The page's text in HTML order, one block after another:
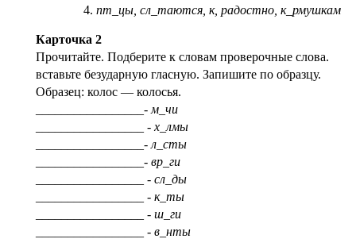
пт_цы, сл_таются, к, радостно, к_рмушкам
Карточка 2
Прочитайте. Подберите к словам проверочные слова.
вставьте безударную гласную. Запишите по образцу.
Образец: колос — колосья.
_________________- м_чи
_________________ - х_лмы
_________________- л_сты
_________________- вр_ги
_________________ - сл_ды
_________________ - к_ты
_________________ - ш_ги
_________________ - в_нты